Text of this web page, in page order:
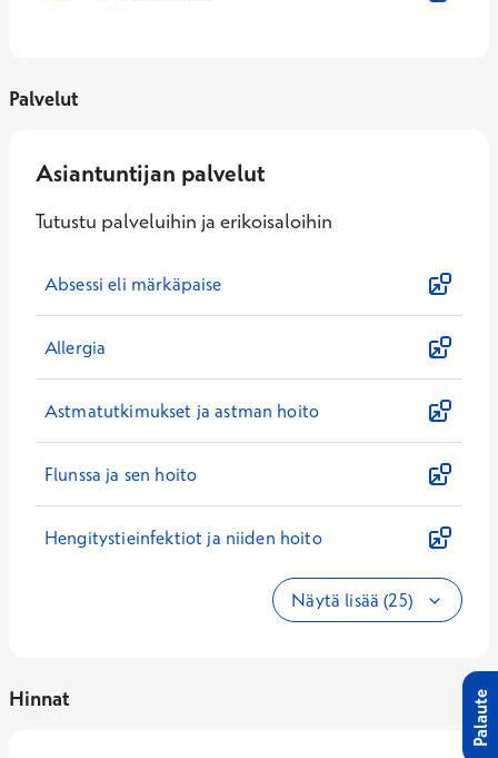
Palvelut
Asiantuntijan palvelut
Tutustu palveluihin ja erikoisaloihin
Absessi eli märkäpaise
Allergia
Astmatutkimukset ja astman hoito
Flunssa ja sen hoito
Hengitystieinfektiot ja niiden hoito
Näytä lisää (25)
Hinnat Palaute